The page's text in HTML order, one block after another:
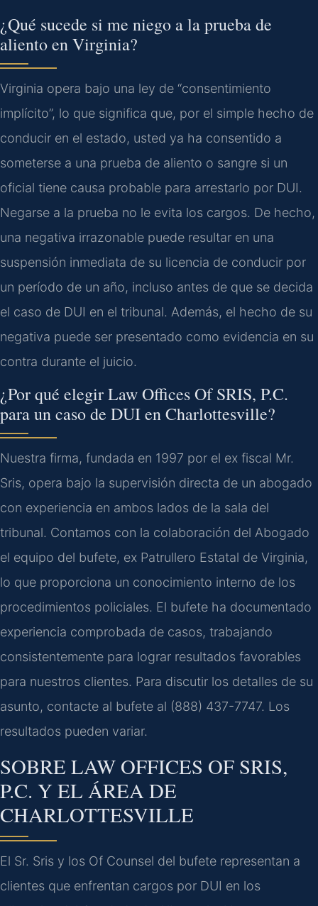
¿Qué sucede si me niego a la prueba de
aliento en Virginia?
Virginia opera bajo una ley de “consentimiento
implícito”, lo que significa que, por el simple hecho de
conducir en el estado, usted ya ha consentido a
someterse a una prueba de aliento o sangre si un
oficial tiene causa probable para arrestarlo por DUI.
Negarse a la prueba no le evita los cargos. De hecho,
una negativa irrazonable puede resultar en una
suspensión inmediata de su licencia de conducir por
un período de un año, incluso antes de que se decida
el caso de DUI en el tribunal. Además, el hecho de su
negativa puede ser presentado como evidencia en su
contra durante el juicio.
¿Por qué elegir Law Offices Of SRIS, P.C.
para un caso de DUI en Charlottesville?
Nuestra firma, fundada en 1997 por el ex fiscal Mr.
Sris, opera bajo la supervisión directa de un abogado
con experiencia en ambos lados de la sala del
tribunal. Contamos con la colaboración del Abogado
el equipo del bufete, ex Patrullero Estatal de Virginia,
lo que proporciona un conocimiento interno de los
procedimientos policiales. El bufete ha documentado
experiencia comprobada de casos, trabajando
consistentemente para lograr resultados favorables
para nuestros clientes. Para discutir los detalles de su
asunto, contacte al bufete al (888) 437-7747. Los
resultados pueden variar.
SOBRE LAW OFFICES OF SRIS,
P.C. Y EL ÁREA DE
CHARLOTTESVILLE
El Sr. Sris y los Of Counsel del bufete representan a
clientes que enfrentan cargos por DUI en los